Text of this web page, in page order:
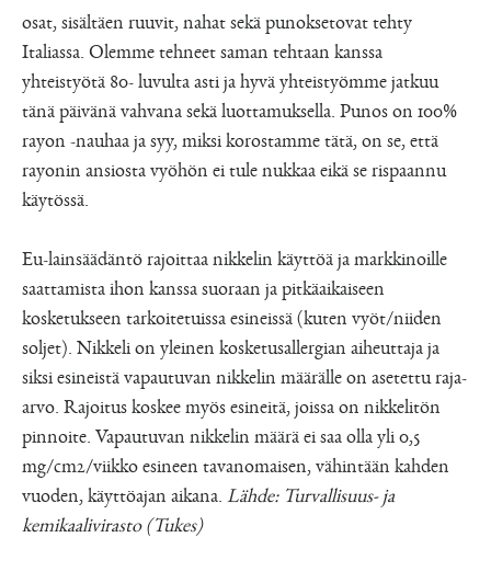
osat, sisältäen ruuvit, nahat sekä punoksetovat tehty
Italiassa. Olemme tehneet saman tehtaan kanssa
yhteistyötä 80- luvulta asti ja hyvä yhteistyömme jatkuu
tänä päivänä vahvana sekä luottamuksella. Punos on 100%
rayon -nauhaa ja syy, miksi korostamme tätä, on se, että
rayonin ansiosta vyöhön ei tule nukkaa eikä se rispaannu
käytössä.
Eu-lainsäädäntö rajoittaa nikkelin käyttöä ja markkinoille
saattamista ihon kanssa suoraan ja pitkäaikaiseen
kosketukseen tarkoitetuissa esineissä (kuten vyöt/niiden
soljet). Nikkeli on yleinen kosketusallergian aiheuttaja ja
siksi esineistä vapautuvan nikkelin määrälle on asetettu raja-
arvo. Rajoitus koskee myös esineitä, joissa on nikkelitön
pinnoite. Vapautuvan nikkelin määrä ei saa olla yli 0,5
mg/cm2/viikko esineen tavanomaisen, vähintään kahden
vuoden, käyttöajan aikana.Lähde: Turvallisuus- ja
kemikaalivirasto (Tukes)